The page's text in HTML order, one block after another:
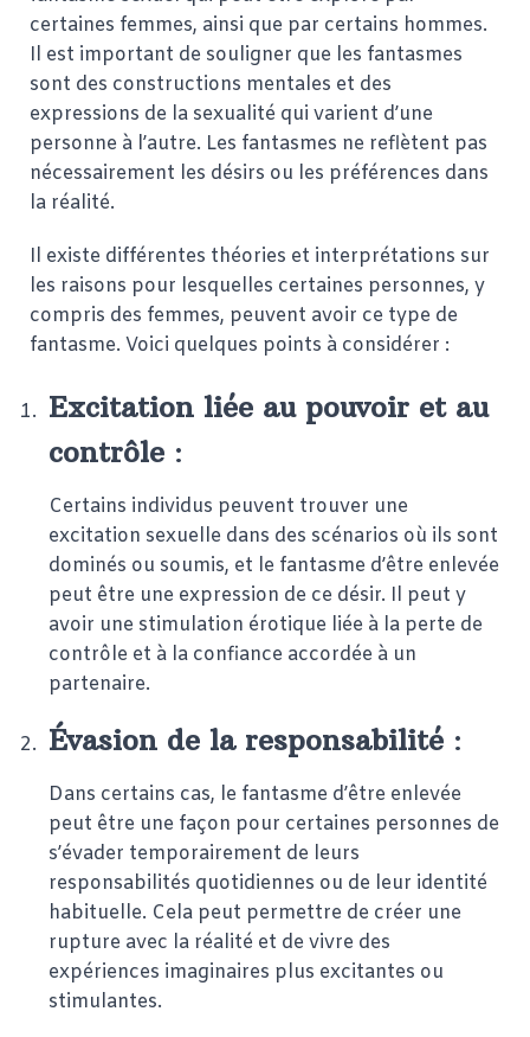
certaines femmes, ainsi que par certains hommes.
Il est important de souligner que les fantasmes
sont des constructions mentales et des
expressions de la sexualité qui varient d’une
personne à l’autre. Les fantasmes ne reflètent pas
nécessairement les désirs ou les préférences dans
la réalité.
Il existe différentes théories et interprétations sur
les raisons pour lesquelles certaines personnes, y
compris des femmes, peuvent avoir ce type de
fantasme. Voici quelques points à considérer :
Excitation liée au pouvoir et au
contrôle :
Certains individus peuvent trouver une
excitation sexuelle dans des scénarios où ils sont
dominés ou soumis, et le fantasme d’être enlevée
peut être une expression de ce désir. Il peut y
avoir une stimulation érotique liée à la perte de
contrôle et à la confiance accordée à un
partenaire.
Évasion de la responsabilité :
Dans certains cas, le fantasme d’être enlevée
peut être une façon pour certaines personnes de
s’évader temporairement de leurs
responsabilités quotidiennes ou de leur identité
habituelle. Cela peut permettre de créer une
rupture avec la réalité et de vivre des
expériences imaginaires plus excitantes ou
stimulantes.